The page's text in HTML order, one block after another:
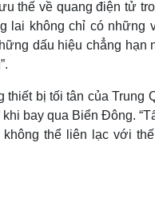
thế về quang điện tử
lai không chỉ có những
dấu hiệu chẳng hạn
bị tối tân của Trung
bay qua Biển Đông.
thể liên lạc với